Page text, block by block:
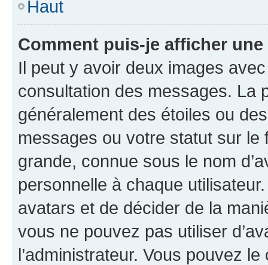
Haut
Comment puis-je afficher
Il peut y avoir deux images
consultation des messages. La
généralement des étoiles ou
messages ou votre statut sur
grande, connue sous le nom
personnelle à chaque utilisateur.
avatars et de décider de la
vous ne pouvez pas utiliser
l’administrateur. Vous pouvez